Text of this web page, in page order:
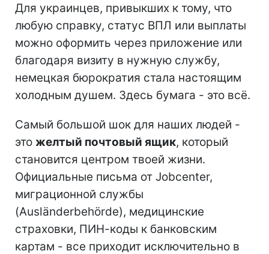
Для украинцев, привыкших к тому, что
любую справку, статус ВПЛ или выплаты
можно оформить через приложение или
благодаря визиту в нужную службу,
немецкая бюрократия стала настоящим
холодным душем. Здесь бумага - это всё.
Самый большой шок для наших людей -
это желтый почтовый ящик, который
становится центром твоей жизни.
Официальные письма от Jobcenter,
миграционной службы
(Ausländerbehörde), медицинские
страховки, ПИН-коды к банковским
картам - все приходит исключительно в